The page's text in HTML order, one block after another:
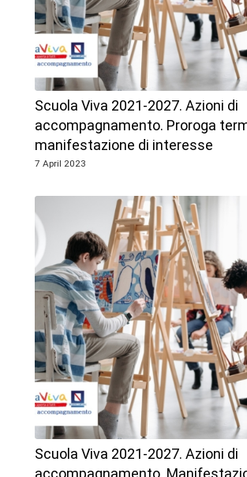
Scuola Viva 2021-2027. Azioni di
accompagnamento. Proroga
manifestazione di interesse
7 April 2023
Scuola Viva 2021-2027. Azioni di
accompagnamento.